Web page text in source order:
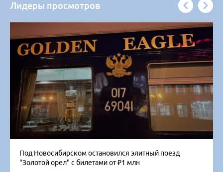
Лидеры просмотров
Под Новосибирском остановился элитный поезд
"Золотой орел" с билетами от ₽1 млн